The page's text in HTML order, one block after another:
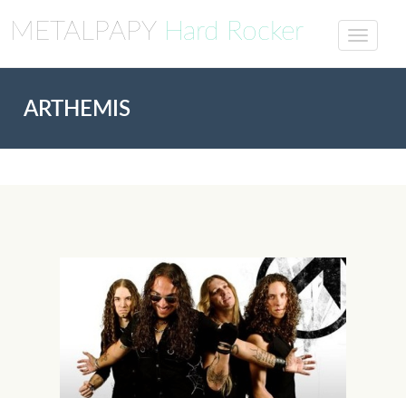
METALPAPY Hard Rocker
ARTHEMIS